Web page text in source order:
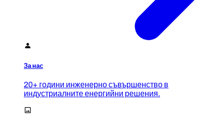
За нас
20+ години инженерно съвършенство в
индустриалните енергийни решения.